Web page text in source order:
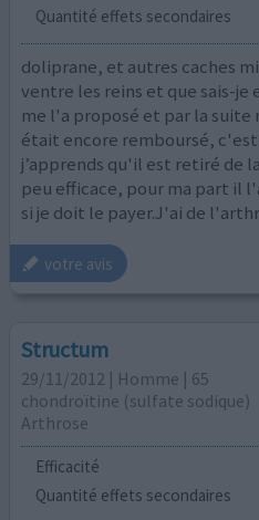
Quantité effets secondaires
doliprane, et autres caches
ventre les reins et que sais-je
me l'a proposé et par la suite
était encore remboursé,
j’apprends qu'il est retiré de
peu efficace, pour ma part il
si je doit le payer.J'ai de
votre avis
Structum
29/11/2012 | Homme | 65
chondroïtine (sulfate sodique)
Arthrose
Efficacité
Quantité effets secondaires